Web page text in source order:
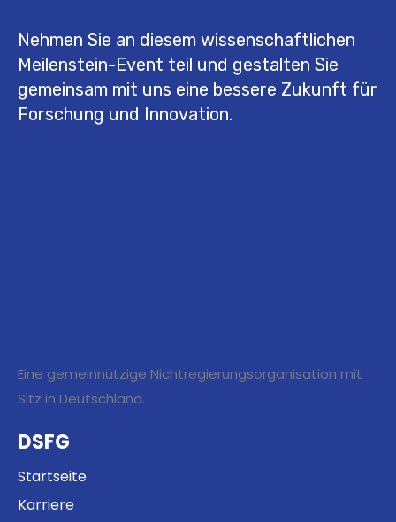
Nehmen Sie an diesem wissenschaftlichen
Meilenstein-Event teil und gestalten Sie
gemeinsam mit uns eine bessere Zukunft für
Forschung und Innovation.
Eine gemeinnützige Nichtregierungsorganisation mit
Sitz in Deutschland.
DSFG
Startseite
Karriere